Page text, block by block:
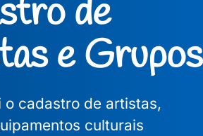
de
e Grupos
o cadastro de artistas,
culturais